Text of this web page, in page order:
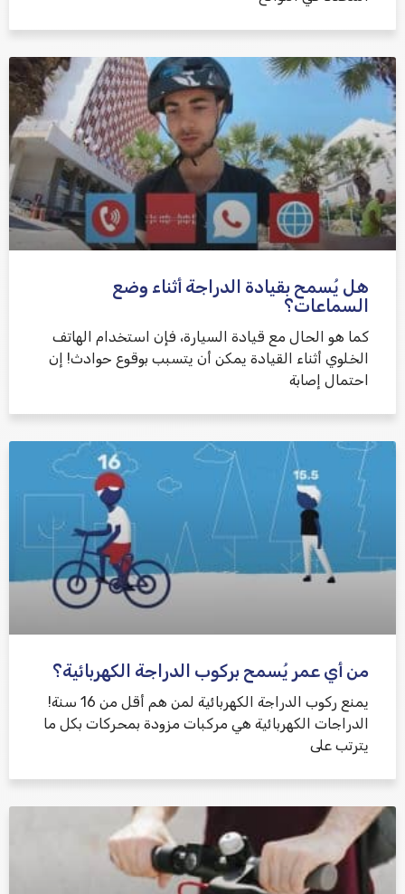
هل يُسمح بقيادة الدراجة أثناء وضع
السماعات؟
كما هو الحال مع قيادة السيارة، فإن استخدام الهاتف
الخلوي أثناء القيادة يمكن أن يتسبب بوقوع حوادث! إن
احتمال إصابة
من أي عمر يُسمح بركوب الدراجة الكهربائية؟
يمنع ركوب الدراجة الكهربائية لمن هم أقل من 16 سنة!
الدراجات الكهربائية هي مركبات مزودة بمحركات بكل ما
يترتب على